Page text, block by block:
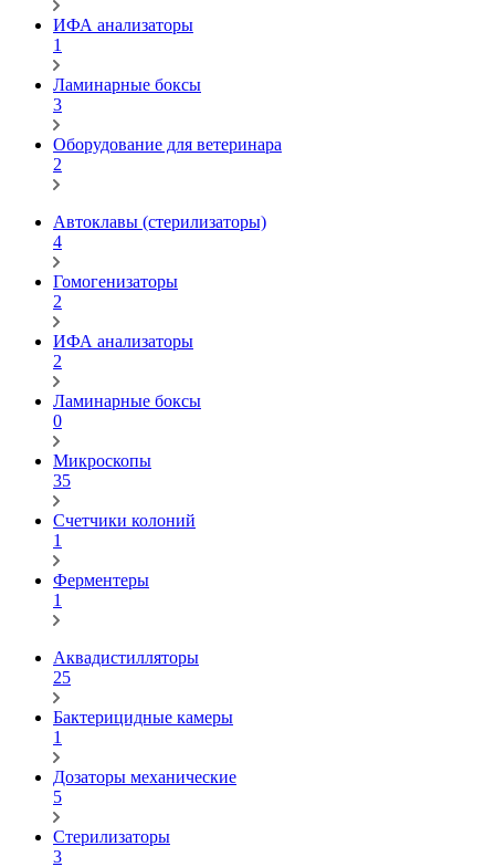
ИФА анализаторы
1
Ламинарные боксы
3
Оборудование для ветеринара
2
Автоклавы (стерилизаторы)
4
Гомогенизаторы
2
ИФА анализаторы
2
Ламинарные боксы
0
Микроскопы
35
Счетчики колоний
1
Ферментеры
1
Аквадистилляторы
25
Бактерицидные камеры
1
Дозаторы механические
5
Стерилизаторы
3